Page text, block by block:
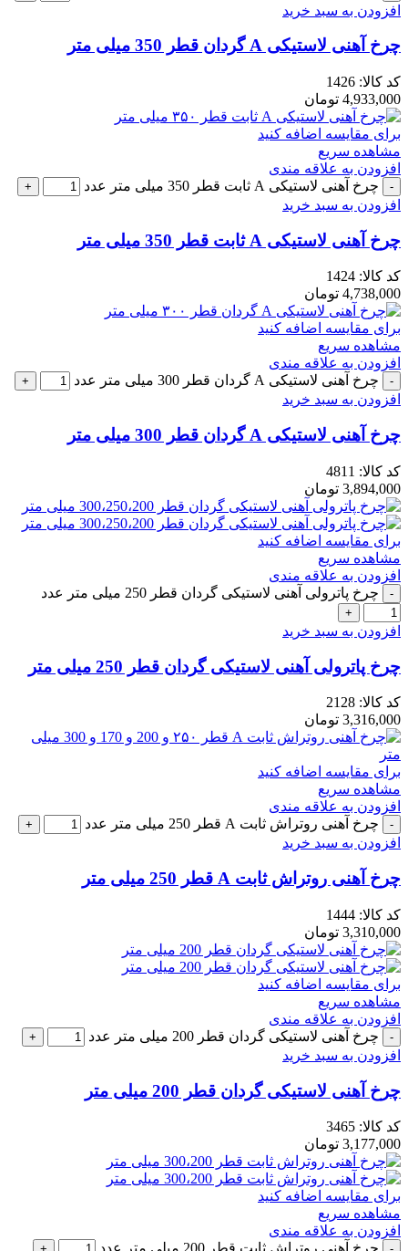
افزودن به سبد خرید
چرخ آهنی لاستیکی A گردان قطر 350 میلی متر
کد کالا: 1426
4,933,000 تومان
برای مقایسه اضافه کنید
مشاهده سریع
افزودن به علاقه مندی
چرخ آهنی لاستیکی A ثابت قطر 350 میلی متر عدد
افزودن به سبد خرید
چرخ آهنی لاستیکی A ثابت قطر 350 میلی متر
کد کالا: 1424
4,738,000 تومان
برای مقایسه اضافه کنید
مشاهده سریع
افزودن به علاقه مندی
چرخ آهنی لاستیکی A گردان قطر 300 میلی متر عدد
افزودن به سبد خرید
چرخ آهنی لاستیکی A گردان قطر 300 میلی متر
کد کالا: 4811
3,894,000 تومان
برای مقایسه اضافه کنید
مشاهده سریع
افزودن به علاقه مندی
چرخ پاترولی آهنی لاستیکی گردان قطر 250 میلی متر عدد
افزودن به سبد خرید
چرخ پاترولی آهنی لاستیکی گردان قطر 250 میلی متر
کد کالا: 2128
3,316,000 تومان
برای مقایسه اضافه کنید
مشاهده سریع
افزودن به علاقه مندی
چرخ آهنی روتراش ثابت A قطر 250 میلی متر عدد
افزودن به سبد خرید
چرخ آهنی روتراش ثابت A قطر 250 میلی متر
کد کالا: 1444
3,310,000 تومان
برای مقایسه اضافه کنید
مشاهده سریع
افزودن به علاقه مندی
چرخ آهنی لاستیکی گردان قطر 200 میلی متر عدد
افزودن به سبد خرید
چرخ آهنی لاستیکی گردان قطر 200 میلی متر
کد کالا: 3465
3,177,000 تومان
برای مقایسه اضافه کنید
مشاهده سریع
افزودن به علاقه مندی